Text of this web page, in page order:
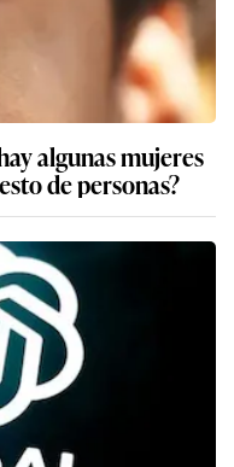
algunas mujeres
de personas?